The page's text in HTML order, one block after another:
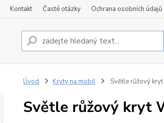
Kontakt Časté otázky Ochrana osobních údajů
Úvod Kryty na mobil Světle růžový
Světle růžový kryt